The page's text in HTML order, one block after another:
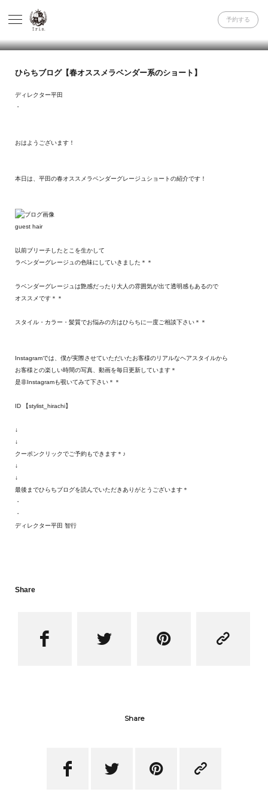
予約する
ひらちブログ【春オススメラベンダー系のショート】
ディレクター平田
・
おはようございます！
本日は、平田の春オススメラベンダーグレージュショートの紹介です！
guest hair
以前ブリーチしたとこを生かして
ラベンダーグレージュの色味にしていきました＊＊
ラベンダーグレージュは艶感だったり大人の雰囲気が出て透明感もあるので
オススメです＊＊
スタイル・カラー・髪質でお悩みの方はひらちに一度ご相談下さい＊＊
Instagramでは、僕が実際させていただいたお客様のリアルなヘアスタイルから
お客様との楽しい時間の写真、動画を毎日更新しています＊
是非Instagramも覗いてみて下さい＊＊
ID 【stylist_hirachi】
↓
↓
クーポンクリックでご予約もできます＊♪
↓
↓
最後までひらちブログを読んでいただきありがとうございます＊
・
・
ディレクター平田 智行
Share
   
Share
   